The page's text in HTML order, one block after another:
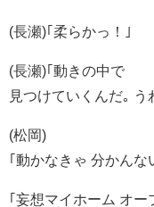
(長瀬)｢柔らかっ！｣
(長瀬)｢動きの中で
見つけていくんだ｡ う
(松岡)
｢動かなきゃ 分かんな
｢妄想マイホーム オー